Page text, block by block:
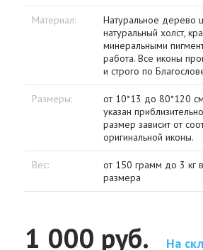
Материал:
Натуральное дерево
натуральный холст,
минеральными
работа. Все иконы
и строго по
Размеры:
от 10*13 до 80*120
указан
размер зависит от
оригинальной иконы.
Вес:
от 150 грамм до 3 кг
размера
1 000 руб. На